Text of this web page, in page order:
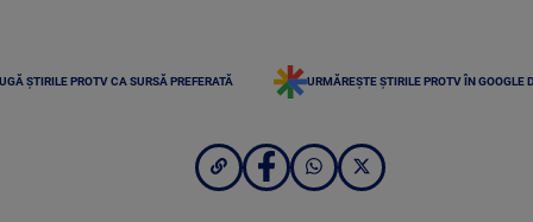
ȘTIRILE PROTV CA SURSĂ PREFERATĂ URMĂREȘTE ȘTIRILE PROTV ÎN GOOGLE